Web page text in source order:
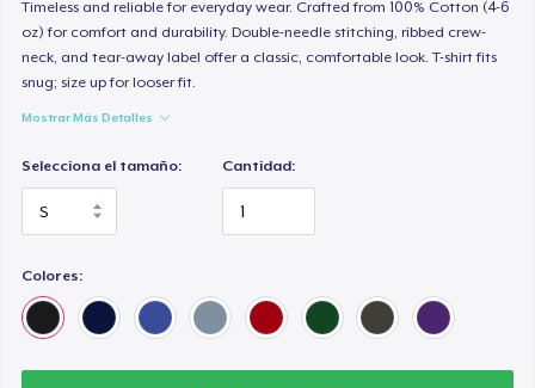
Timeless and reliable for everyday wear. Crafted from 100% Cotton (4-6
oz) for comfort and durability. Double-needle stitching, ribbed crew-
neck, and tear-away label offer a classic, comfortable look. T-shirt fits
snug; size up for looser fit.
Mostrar Más Detalles
Selecciona el tamaño: Cantidad:
Colores:
Premium V-Neck Tee
23,99 US$
23,99 US$
Premium Long Sleeve Tee
22,99 US$
Classic Tank Top